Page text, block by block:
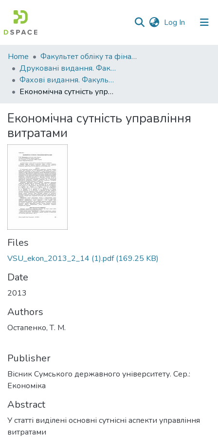
Log In (current)
Communities
&
Collections
Statistics
Home
Факультет обліку та фінансів
Друковані видання. Факультет обліку та фінансів
Фахові видання. Факультет обліку та фінансів
Економічна сутність управління витратами
Економічна сутність управління
витратами
Files
VSU_ekon_2013_2_14 (1).pdf(169.25 KB)
Date
2013
Authors
Остапенко, Т. М.
Publisher
Вісник Сумського державного університету. Сер.:
Економіка
Abstract
У статті виділені основні сутнісні аспекти управління
витратами